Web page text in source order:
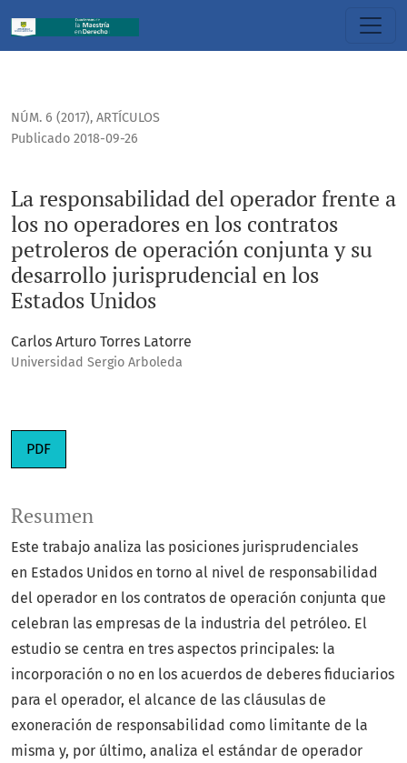
NÚM. 6 (2017), ARTÍCULOS
La responsabilidad del operador frente a
los no operadores en los contratos
petroleros de operación conjunta y su
desarrollo jurisprudencial en los
Estados Unidos
Publicado 2018-09-26
Carlos Arturo Torres Latorre
Universidad Sergio Arboleda
PDF
Resumen
Este trabajo analiza las posiciones jurisprudenciales
en Estados Unidos en torno al nivel de responsabilidad
del operador en los contratos de operación conjunta que
celebran las empresas de la industria del petróleo. El
estudio se centra en tres aspectos principales: la
incorporación o no en los acuerdos de deberes fiduciarios
para el operador, el alcance de las cláusulas de
exoneración de responsabilidad como limitante de la
misma y, por último, analiza el estándar de operador